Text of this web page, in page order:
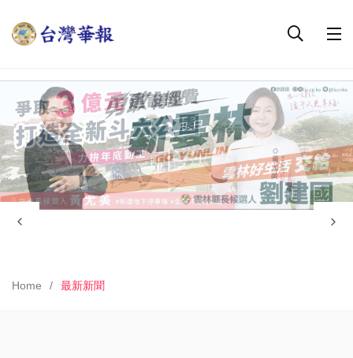
Home 最新新聞